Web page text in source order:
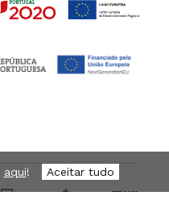
aqui! Aceitar tudo